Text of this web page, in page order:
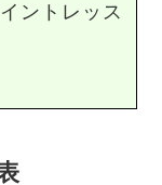
ントレッス